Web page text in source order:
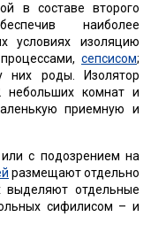
в составе второго
наиболее
условиях изоляцию
сепсисом;
них роды. Изолятор
комнат и
приемную и
с подозрением на
размещают отдельно
отдельные
сифилисом – и